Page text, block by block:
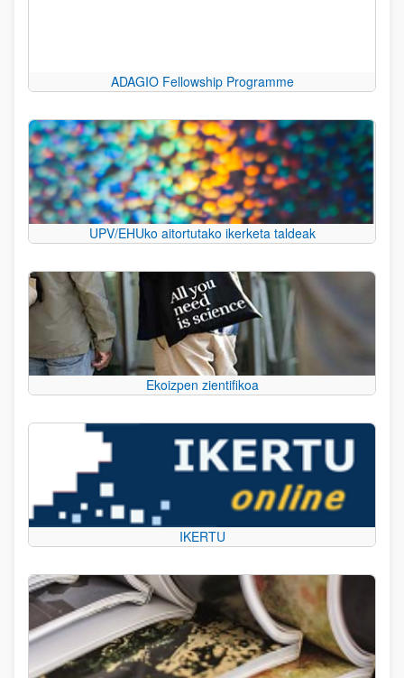
ADAGIO Fellowship Programme
UPV/EHUko aitortutako ikerketa taldeak
Ekoizpen zientifikoa
IKERTU